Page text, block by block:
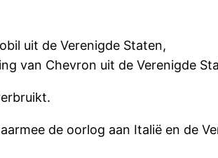
uit de Verenigde Staten,
van Chevron uit de Verenigde
de oorlog aan Italië en de